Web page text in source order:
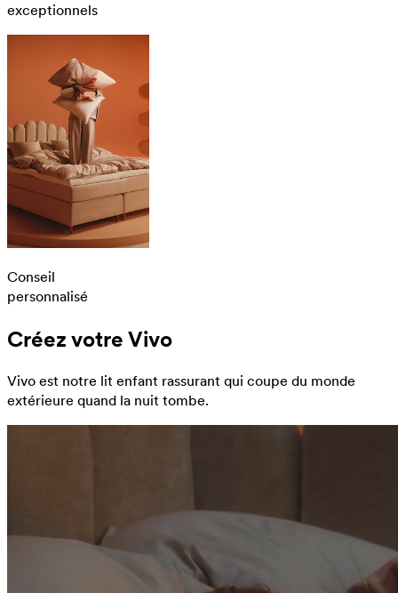
exceptionnels
Conseil
personnalisé
Créez votre Vivo
Vivo est notre lit enfant rassurant qui coupe du monde
extérieure quand la nuit tombe.